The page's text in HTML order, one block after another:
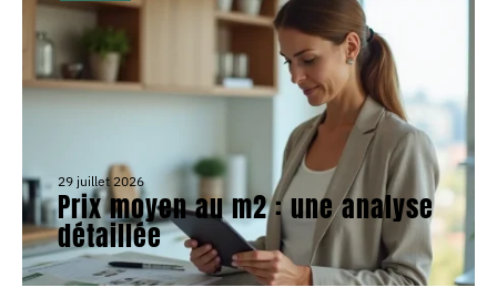
29 juillet 2026
Prix moyen au m2 : une analyse
détaillée